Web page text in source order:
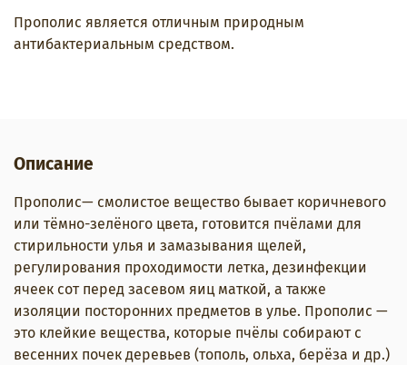
Прополис является отличным природным
антибактериальным средством.
Описание
Прополис— смолистое вещество бывает коричневого
или тёмно-зелёного цвета, готовится пчёлами для
стирильности улья и замазывания щелей,
регулирования проходимости летка, дезинфекции
ячеек сот перед засевом яиц маткой, а также
изоляции посторонних предметов в улье. Прополис —
это клейкие вещества, которые пчёлы собирают с
весенних почек деревьев (тополь, ольха, берёза и др.)